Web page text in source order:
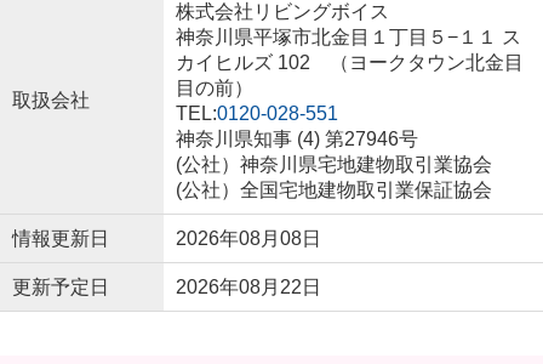
取扱会社
株式会社リビングボイス
神奈川県平塚市北金目１丁目５−１１ ス
カイヒルズ 102 （ヨークタウン北金目
目の前）
TEL:0120-028-551
神奈川県知事 (4) 第27946号
(公社）神奈川県宅地建物取引業協会
(公社）全国宅地建物取引業保証協会
情報更新日 2026年08月08日
更新予定日 2026年08月22日